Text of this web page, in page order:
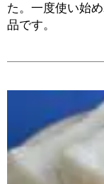
た。一度使い始
品です。